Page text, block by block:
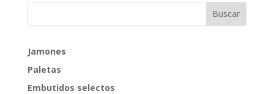
Jamones
Paletas
Embutidos selectos